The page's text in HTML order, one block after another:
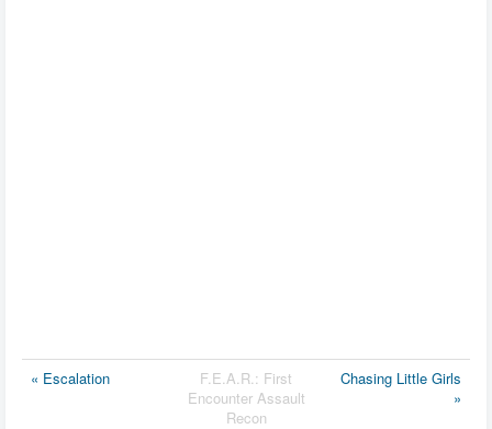
« Escalation
F.E.A.R.: First
Encounter Assault
Recon
Chasing Little Girls
»